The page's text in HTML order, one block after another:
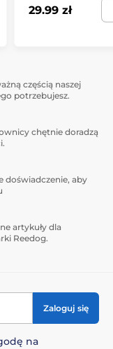
29.99 zł
częścią naszej
potrzebujesz.
chętnie doradzą
doświadczenie, aby
artykuły dla
Reedog.
Zaloguj się
na